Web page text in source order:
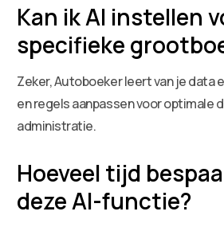
Kan ik AI instellen
specifieke
Zeker, Autoboeker leert van je data
en regels aanpassen voor optimale
administratie.
Hoeveel tijd
deze AI-functie?